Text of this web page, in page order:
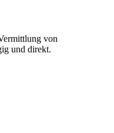
von
und direkt.